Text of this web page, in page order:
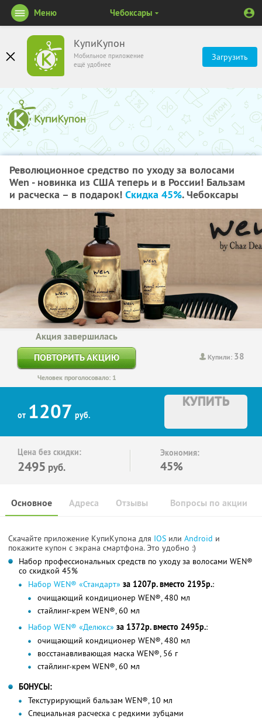
КупиКупон
Мобильное приложение
ещё удобнее
Загрузить
Меню Чебоксары
Революционное средство по уходу за волосами
Wen - новинка из США теперь и в России! Бальзам
и расческа – в подарок! Скидка 45%. Чебоксары
Купили: 38
Акция завершилась
ПОВТОРИТЬ АКЦИЮ
Человек проголосовало: 1
от 1207 руб.
КУПИТЬ
Цена без скидки:
2495 руб.
Экономия:
45%
Основное Отзывы Вопросы по акции
Адреса
Скачайте приложение КупиКупона для IOS или Android и
покажите купон с экрана смартфона. Это удобно :)
Набор профессиональных средств по уходу за волосами WEN®
со скидкой 45%
Набор WEN® «Стандарт» за 1207р. вместо 2195р.:
очищающий кондиционер WEN®, 480 мл
стайлинг-крем WEN®, 60 мл
Набор WEN® «Делюкс» за 1372р. вместо 2495р.:
очищающий кондиционер WEN®, 480 мл
восстанавливающая маска WEN®, 56 г
стайлинг-крем WEN®, 60 мл
БОНУСЫ:
Текстурирующий бальзам WEN®, 10 мл
Специальная расческа с редкими зубцами